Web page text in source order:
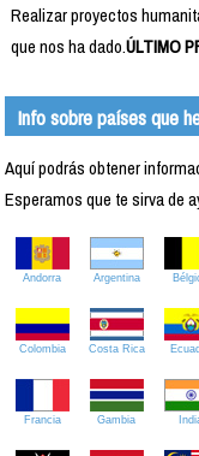
Realizar proyectos
que nos ha dado.ÚLTIMO
Info sobre países que
Aquí podrás obtener
Esperamos que te sirva de
Andorra Argentina
Colombia Costa Rica
Francia Gambia